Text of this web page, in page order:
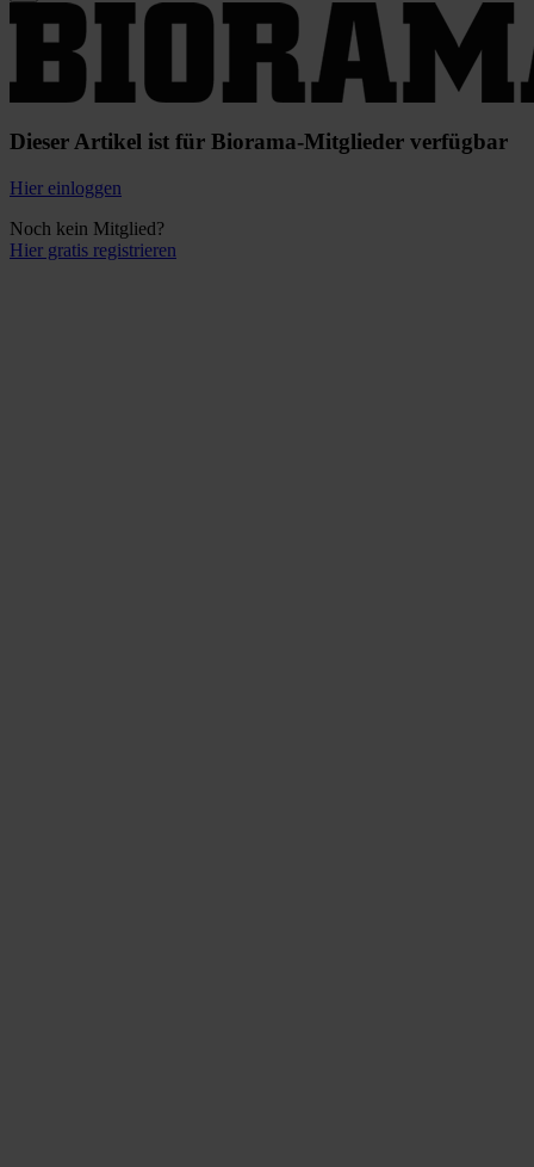
Dieser Artikel ist für Biorama-Mitglieder verfügbar
Hier einloggen
Noch kein Mitglied?
Hier gratis registrieren